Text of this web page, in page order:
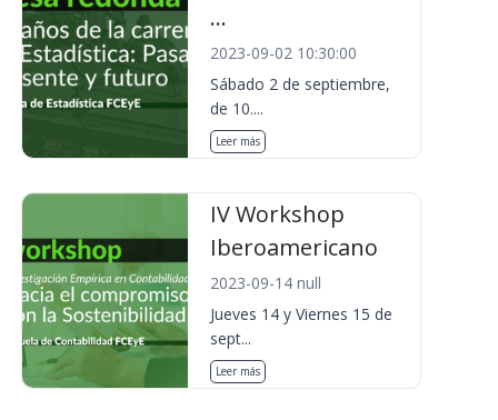
...
2023-09-02 10:30:00
Sábado 2 de septiembre,
de 10....
Leer más
IV Workshop
Iberoamericano
2023-09-14 null
Jueves 14 y Viernes 15 de
sept...
Leer más